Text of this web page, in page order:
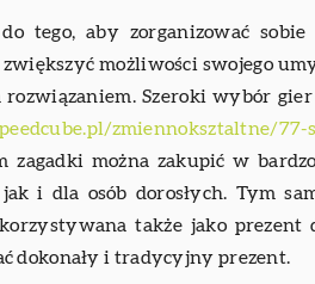
tego, aby zorganizować sobie
możliwości swojego
Szeroki wybór
zmiennoksztaltne/77-
zagadki można zakupić w
i dla osób dorosłych. Tym
także jako prezent
dokonały i tradycyjny prezent.